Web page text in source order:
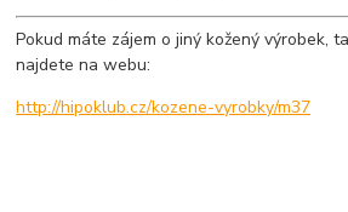
Pokud máte zájem o jiný kožený výrobek,
najdete na webu:
http://hipoklub.cz/kozene-vyrobky/m37